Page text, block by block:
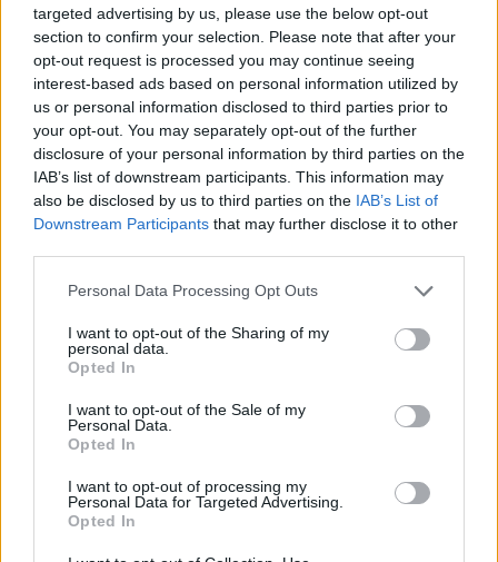
targeted advertising by us, please use the below opt-out
section to confirm your selection. Please note that after your
opt-out request is processed you may continue seeing
interest-based ads based on personal information utilized by
us or personal information disclosed to third parties prior to
your opt-out. You may separately opt-out of the further
disclosure of your personal information by third parties on the
IAB’s list of downstream participants. This information may
also be disclosed by us to third parties on the IAB’s List of
Downstream Participants that may further disclose it to other
Personal Data Processing Opt Outs
I want to opt-out of the Sharing of my
personal data.
Opted In
I want to opt-out of the Sale of my
Personal Data.
Opted In
I want to opt-out of processing my
Personal Data for Targeted Advertising.
Opted In
Commenti
Accedioregistratiper commentare questo
articolo.
L'email è richiesta ma non verrà mostrata ai visitatori. Il contenuto di questo
commenti non sono testi giornalistici, ma post inviati dai singoli lettori che
27 Giugno 2024 alle 9:52
Come sempre manca un pezzettino di storia. Il
privato non potrebbe, comunque, partire a costruire
perché deve ancora abbattere la parte affittata al ..
Comune di Varese! Il quale, da parte sua non ha
ancora deciso dove spostare gli uffici, figuriamoci se